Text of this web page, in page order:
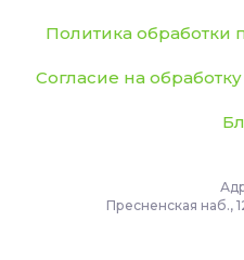
Политика обработки
Согласие на
Пресненская наб.,